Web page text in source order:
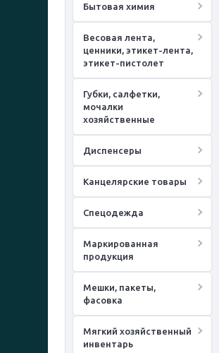
Бытовая химия
Весовая лента,
ценники, этикет-лента,
этикет-пистолет
Губки, салфетки,
мочалки
хозяйственные
Диспенсеры
Канцелярские товары
Спецодежда
Маркированная
продукция
Мешки, пакеты,
фасовка
Мягкий хозяйственный
инвентарь